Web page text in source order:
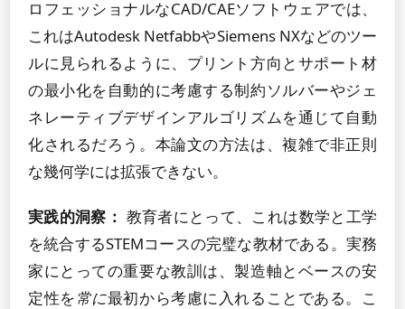
ロフェッショナルなCAD/CAEソフトウェアでは、
これはAutodesk NetfabbやSiemens NXなどのツー
ルに見られるように、プリント方向とサポート材
の最小化を自動的に考慮する制約ソルバーやジェ
ネレーティブデザインアルゴリズムを通じて自動
化されるだろう。本論文の方法は、複雑で非正則
な幾何学には拡張できない。
実践的洞察： 教育者にとって、これは数学と工学
を統合するSTEMコースの完璧な教材である。実務
家にとっての重要な教訓は、製造軸とベースの安
定性を常に最初から考慮に入れることである。こ